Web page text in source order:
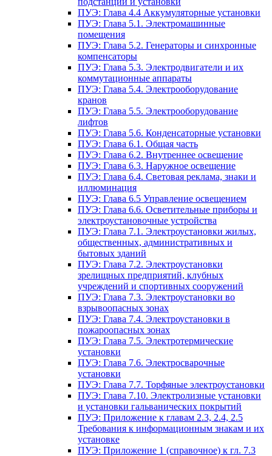
ПУЭ: Глава 4.4 Аккумуляторные установки
ПУЭ: Глава 5.1. Электромашинные
помещения
ПУЭ: Глава 5.2. Генераторы и синхронные
компенсаторы
ПУЭ: Глава 5.3. Электродвигатели и их
коммутационные аппараты
ПУЭ: Глава 5.4. Электрооборудование
кранов
ПУЭ: Глава 5.5. Электрооборудование
лифтов
ПУЭ: Глава 5.6. Конденсаторные установки
ПУЭ: Глава 6.1. Общая часть
ПУЭ: Глава 6.2. Внутреннее освещение
ПУЭ: Глава 6.3. Наружное освещение
ПУЭ: Глава 6.4. Световая реклама, знаки и
иллюминация
ПУЭ: Глава 6.5 Управление освещением
ПУЭ: Глава 6.6. Осветительные приборы и
электроустановочные устройства
ПУЭ: Глава 7.1. Электроустановки жилых,
общественных, административных и
бытовых зданий
ПУЭ: Глава 7.2. Электроустановки
зрелищных предприятий, клубных
учреждений и спортивных сооружений
ПУЭ: Глава 7.3. Электроустановки во
взрывоопасных зонах
ПУЭ: Глава 7.4. Электроустановки в
пожароопасных зонах
ПУЭ: Глава 7.5. Электротермические
установки
ПУЭ: Глава 7.6. Электросварочные
установки
ПУЭ: Глава 7.7. Торфяные электроустановки
ПУЭ: Глава 7.10. Электролизные установки
и установки гальванических покрытий
ПУЭ: Приложение к главам 2.3, 2.4, 2.5
Требования к информационным знакам и их
установке
ПУЭ: Приложение 1 (справочное) к гл. 7.3